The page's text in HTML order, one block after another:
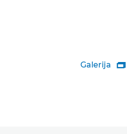
Galerija 